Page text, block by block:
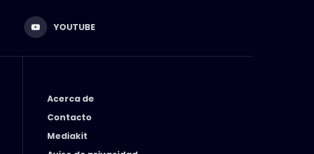
YOUTUBE
Acerca de
Contacto
Mediakit